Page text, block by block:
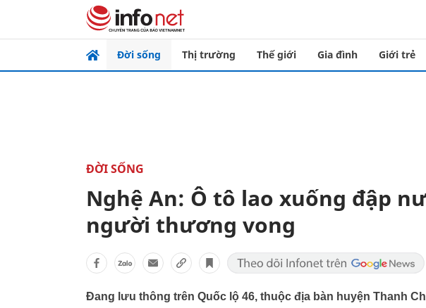
Đời sống Thị trường Thế giới Gia đình Giới trẻ
ĐỜI SỐNG
Nghệ An: Ô tô lao xuống đập
người thương vong
Đang lưu thông trên Quốc lộ 46, thuộc địa bàn huyện Thanh